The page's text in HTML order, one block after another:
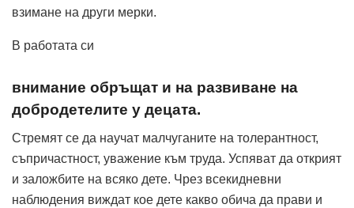
взимане на други мерки.
В работата си
внимание обръщат и на развиване на
добродетелите у децата.
Стремят се да научат малчуганите на толерантност,
съпричастност, уважение към труда. Успяват да открият
и заложбите на всяко дете. Чрез всекидневни
наблюдения виждат кое дете какво обича да прави и